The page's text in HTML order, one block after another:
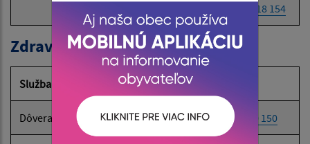
18 154
Zdravotné poisťovne
Služba
Dôvera 0800 150 150